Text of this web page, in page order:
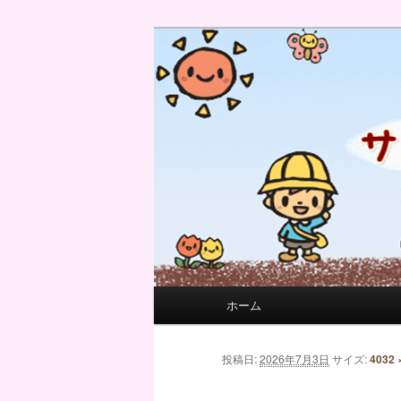
サンフィール保育園のブログ
サンフィール保育園のせんせ
メインコンテンツへ移動
サブコンテンツへ移動
ホーム
画像ナビゲーション
投稿日:2026年7月3日 サイズ:4032